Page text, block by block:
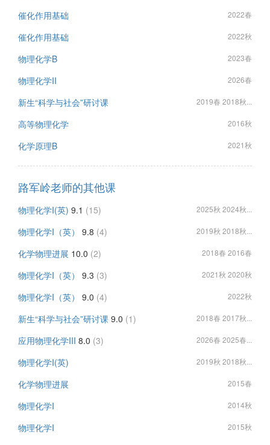
催化作用基础 2022春
催化作用基础 2022秋
物理化学B 2023春
物理化学II 2026春
新生“科学与社会”研讨课 2019春 2018秋...
高等物理化学 2016秋
化学原理B 2021秋
路军岭老师的其他课
物理化学I(英) 9.1 (15) 2025秋 2024秋...
物理化学I（英） 9.8 (4) 2019秋 2018秋...
化学物理进展 10.0 (2) 2018春 2016春
物理化学I（英） 9.3 (3) 2021秋 2020秋
物理化学I（英） 9.0 (4) 2022秋
新生“科学与社会”研讨课 9.0 (1) 2018春 2017秋...
应用物理化学III 8.0 (3) 2026春 2025春...
物理化学I(英) 2019秋 2018秋...
化学物理进展 2015春
物理化学I 2014秋
物理化学I 2015秋